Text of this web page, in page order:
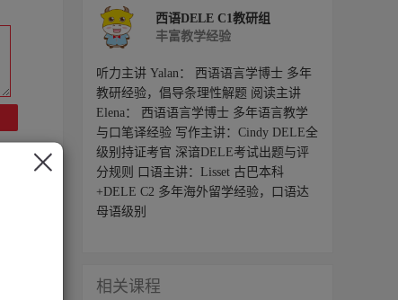
65 66 67
69 70 71 72
73 74 75 76
77 78 79
西语DELE C1教研组
丰富教学经验
听力主讲 Yalan： 西语语言学博士 多年
教研经验，倡导条理性解题 阅读主讲
Elena： 西语语言学博士 多年语言教学
与口笔译经验 写作主讲：Cindy DELE全
级别持证考官 深谙DELE考试出题与评
分规则 口语主讲：Lisset 古巴本科
+DELE C2 多年海外留学经验，口语达
母语级别
相关课程